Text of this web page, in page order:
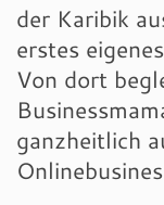
der Karibik
erstes
Von dort
ganzheitlich